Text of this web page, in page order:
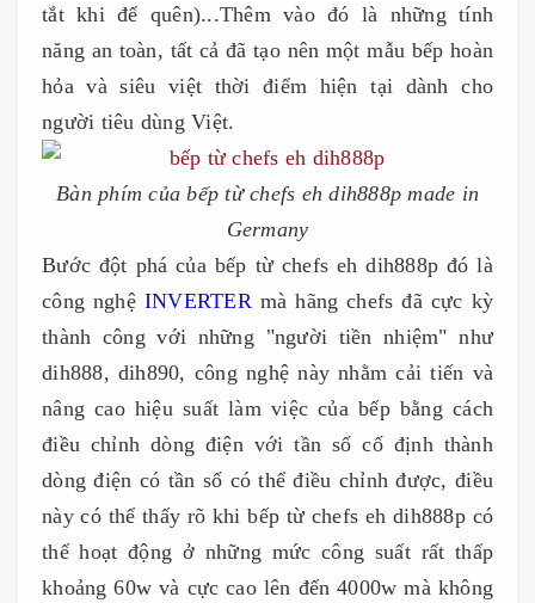
tắt khi để quên)...Thêm vào đó là những tính
năng an toàn, tất cả đã tạo nên một mẫu bếp hoàn
hỏa và siêu việt thời điểm hiện tại dành cho
người tiêu dùng Việt.
Bàn phím của bếp từ chefs eh dih888p made in
Germany
Bước đột phá của bếp từ chefs eh dih888p đó là
công nghệ INVERTERmà hãng chefs đã cực kỳ
thành công với những "người tiền nhiệm" như
dih888, dih890, công nghệ này nhằm cải tiến và
nâng cao hiệu suất làm việc của bếp bằng cách
điều chỉnh dòng điện với tần số cố định thành
dòng điện có tần số có thể điều chỉnh được, điều
này có thể thấy rõ khi bếp từ chefs eh dih888p có
thể hoạt động ở những mức công suất rất thấp
khoảng 60w và cực cao lên đến 4000w mà không